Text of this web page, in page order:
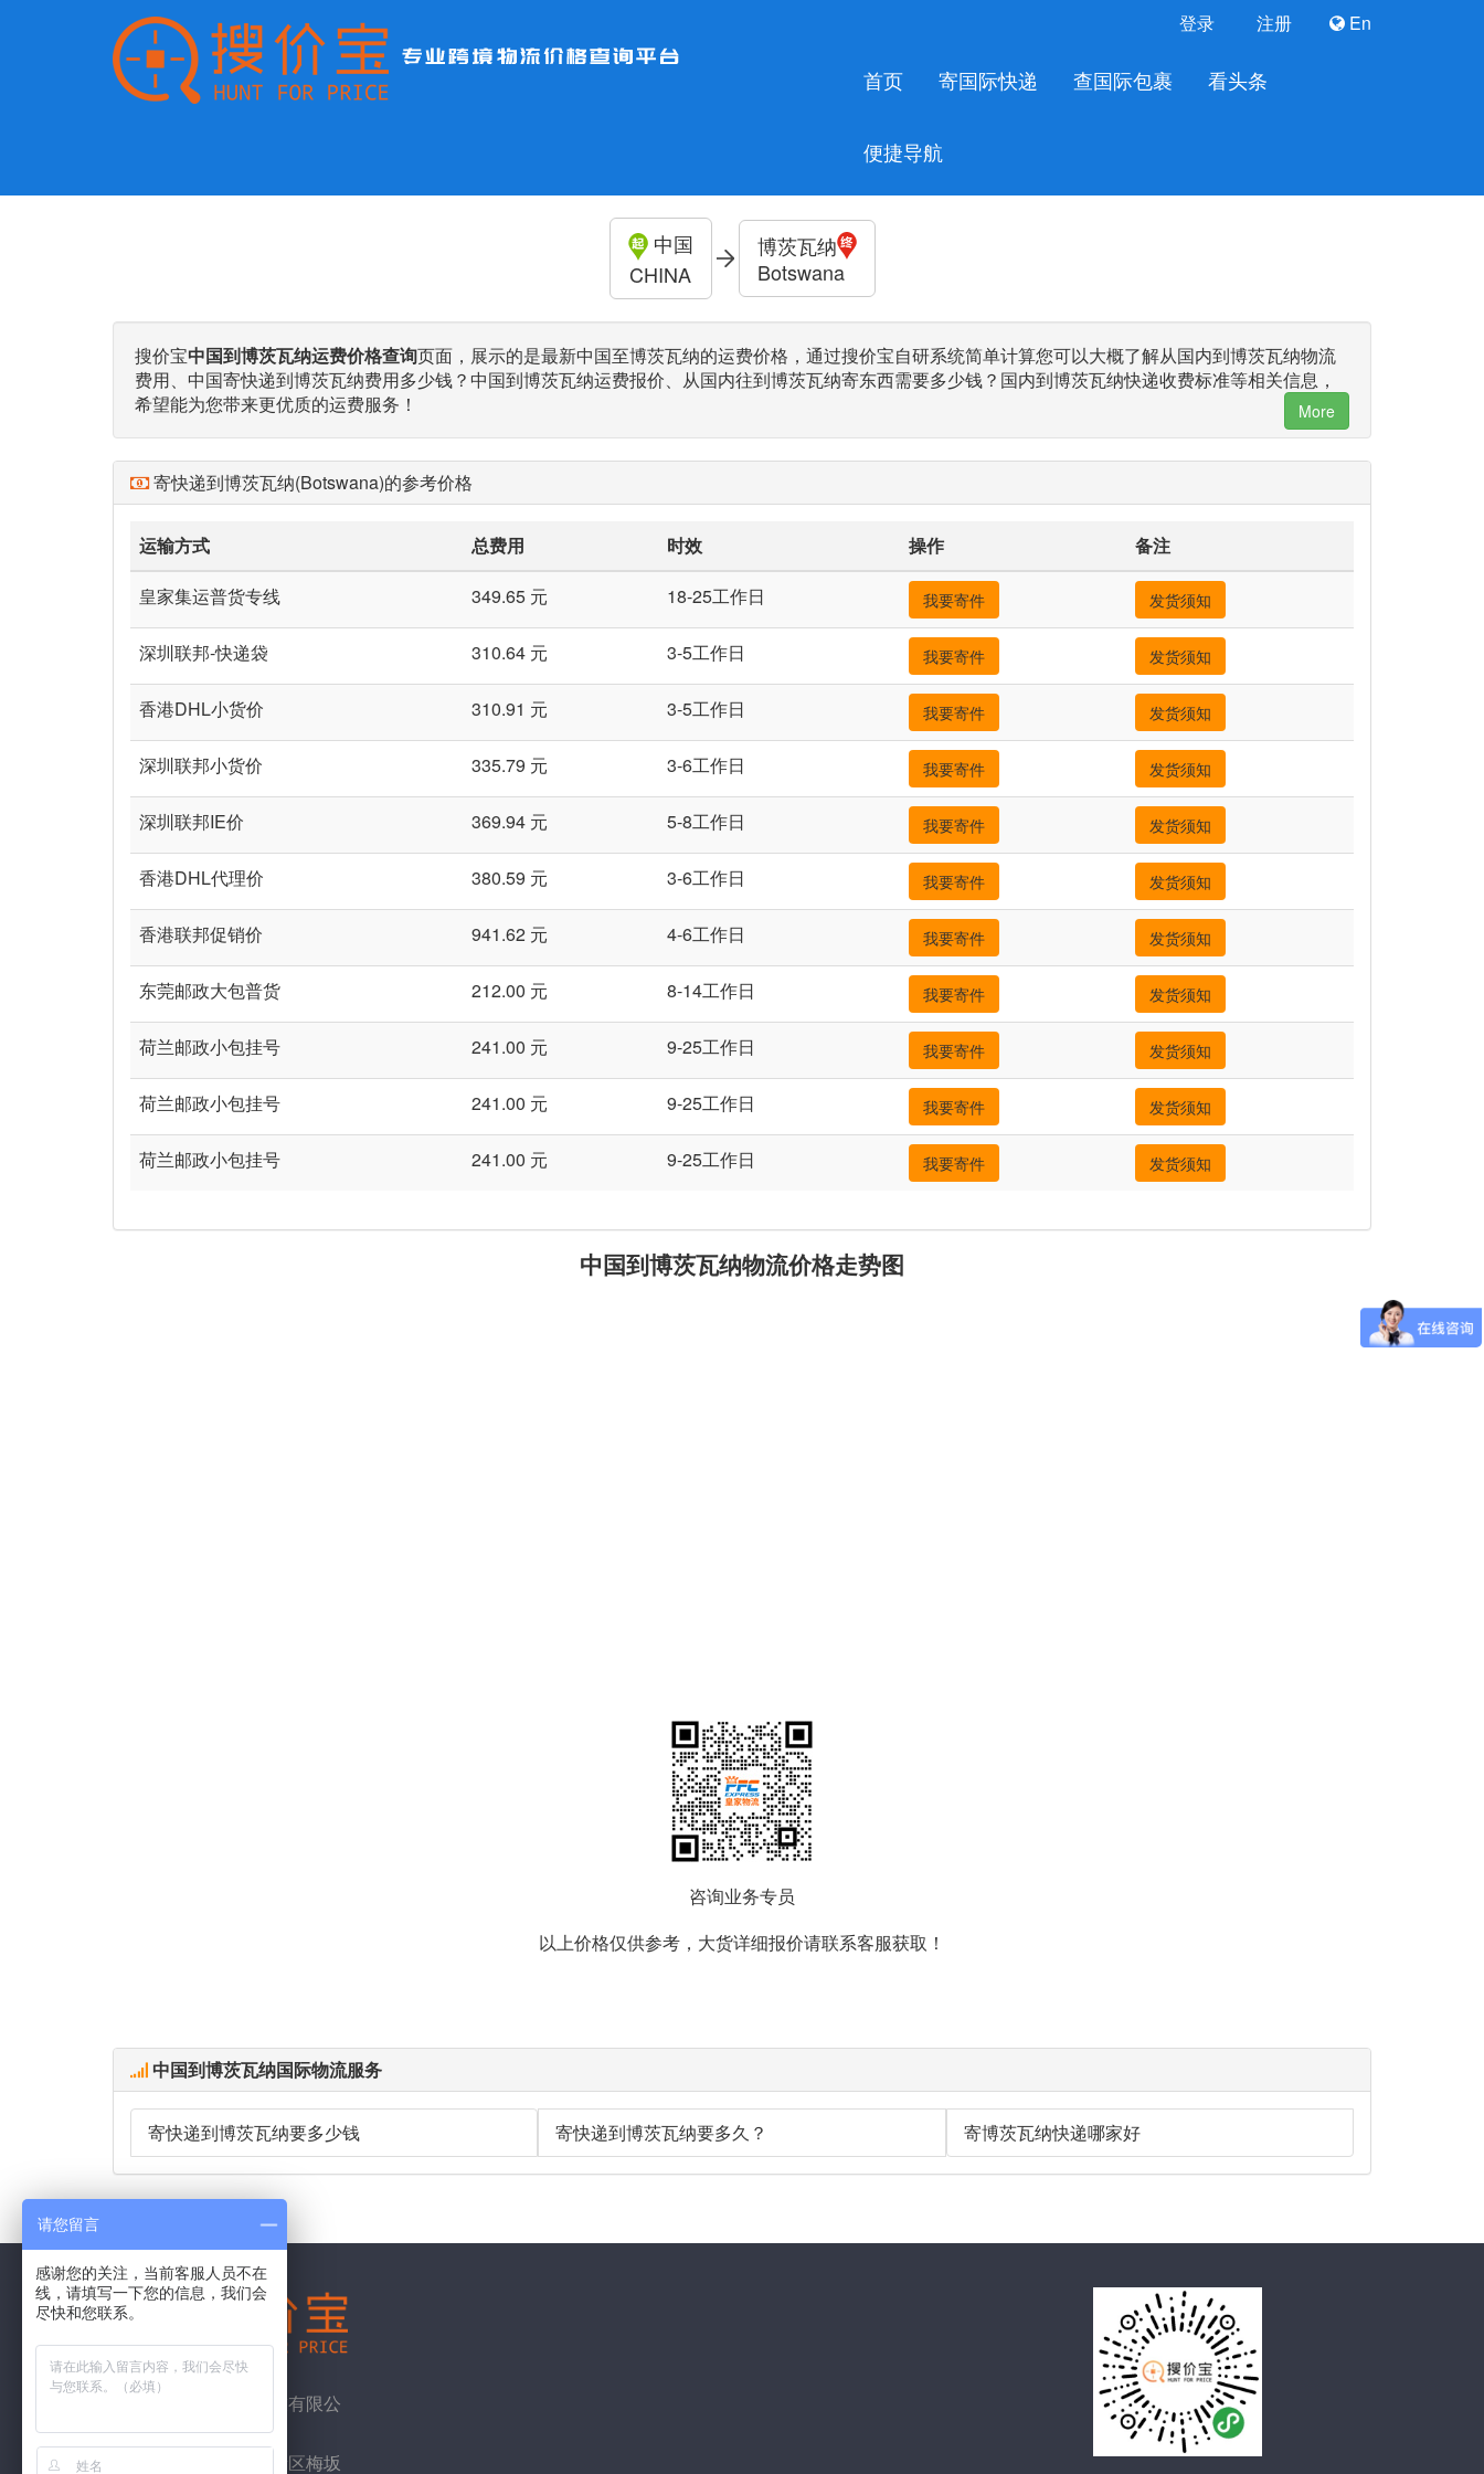
登录 注册 En
首页 寄国际快递 查国际包裹 看头条
便捷导航
中国
CHINA
博茨瓦纳
Botswana
搜价宝中国到博茨瓦纳运费价格查询页面，展示的是最新中国至博茨瓦纳的运费价格，通过搜价宝自研系统简单计算您可以大概了解从国内到博茨瓦纳物流
费用、中国寄快递到博茨瓦纳费用多少钱？中国到博茨瓦纳运费报价、从国内往到博茨瓦纳寄东西需要多少钱？国内到博茨瓦纳快递收费标准等相关信息，
希望能为您带来更优质的运费服务！
More
寄快递到博茨瓦纳(Botswana)的参考价格
运输方式 总费用 时效 操作
备注
皇家集运普货专线
349.65 元 18-25工作日 我要寄件 发货须知
深圳联邦-快递袋 310.64 元 3-5工作日 我要寄件 发货须知
香港DHL小货价 310.91 元 3-5工作日 我要寄件 发货须知
深圳联邦小货价 335.79 元 3-6工作日 我要寄件 发货须知
深圳联邦IE价 369.94 元 5-8工作日 我要寄件 发货须知
香港DHL代理价 380.59 元 3-6工作日 我要寄件 发货须知
香港联邦促销价 941.62 元 4-6工作日 我要寄件 发货须知
东莞邮政大包普货 212.00 元 8-14工作日 我要寄件 发货须知
荷兰邮政小包挂号 241.00 元 9-25工作日 我要寄件 发货须知
荷兰邮政小包挂号 241.00 元 9-25工作日 我要寄件 发货须知
荷兰邮政小包挂号 241.00 元 9-25工作日 我要寄件 发货须知
中国到博茨瓦纳物流价格走势图
咨询业务专员
以上价格仅供参考，大货详细报价请联系客服获取！
中国到博茨瓦纳国际物流服务
寄快递到博茨瓦纳要多少钱 寄快递到博茨瓦纳要多久？ 寄博茨瓦纳快递哪家好
深圳市皇家网络科技有限公
司
地址：深圳市龙华新区梅坂
请您留言
感谢您的关注，当前客服人员不在
线，请填写一下您的信息，我们会
尽快和您联系。